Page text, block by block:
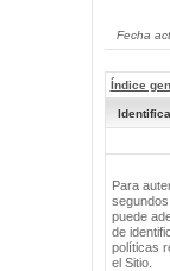
Fecha
Índice
Para
puede
de
políticas
el Sitio.